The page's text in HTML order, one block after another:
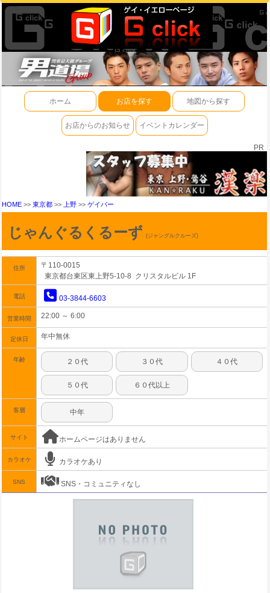
ホーム お店を探す 地図から探す
お店からのお知らせ イベントカレンダー
PR
HOME >> 東京都 >> 上野 >> ゲイバー
じゃんぐるくるーず (ジャングルクルーズ)
住所
〒110-0015
東京都台東区東上野5-10-8 クリスタルビル 1F
電話 03-3844-6603
営業時間 22:00 ～ 6:00
定休日 年中無休
年齢 ２０代 ３０代 ４０代
５０代 ６０代以上
客層 中年
サイト ホームページはありません
カラオケ カラオケあり
SNS SNS・コミュニティなし